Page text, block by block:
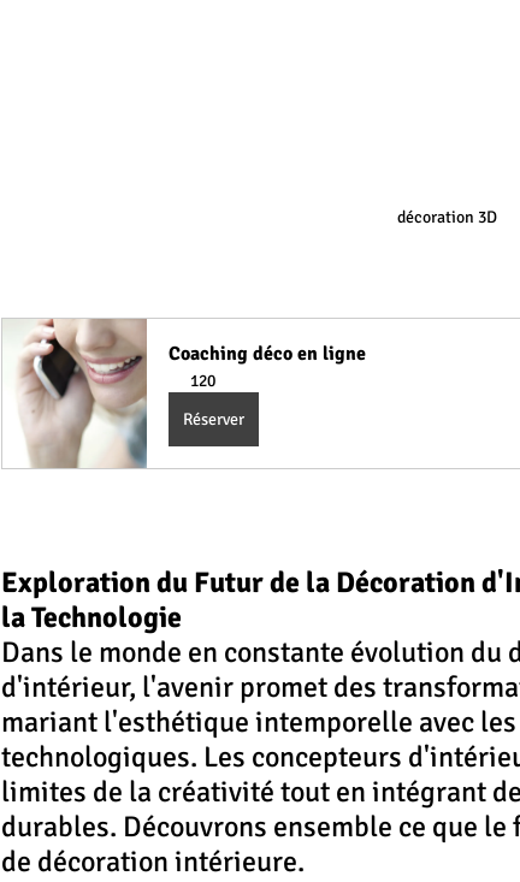
décoration 3D
Coaching déco en ligne
120
Réserver
Exploration du Futur de la Décoration
la Technologie
Dans le monde en constante évolution du
d'intérieur, l'avenir promet des
mariant l'esthétique intemporelle avec
technologiques. Les concepteurs
limites de la créativité tout en intégrant
durables. Découvrons ensemble ce que
de décoration intérieure.